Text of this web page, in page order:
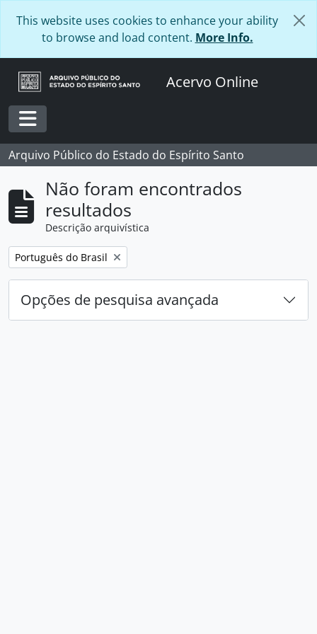
This website uses cookies to enhance your ability
to browse and load content. More Info.
Acervo Online
Toggle navigation
Arquivo Público do Estado do Espírito Santo
Não foram encontrados
resultados
Descrição arquivística
Remover filtro:
Português do Brasil
Opções de pesquisa avançada